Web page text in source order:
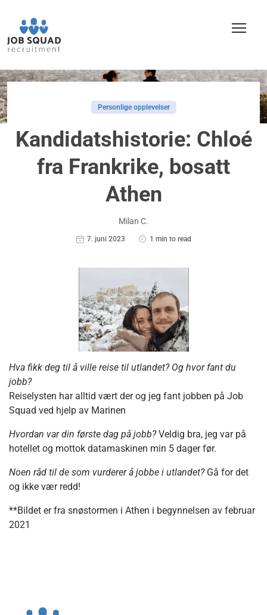
Personlige opplevelser
Kandidatshistorie: Chloé
fra Frankrike, bosatt
Athen
Milan C.
7. juni 2023 1 min to read
Hva fikk deg til å ville reise til utlandet? Og hvor fant du
jobb?
Reiselysten har alltid vært der og jeg fant jobben på Job
Squad ved hjelp av Marinen
Hvordan var din første dag på jobb?Veldig bra, jeg var på
hotellet og mottok datamaskinen min 5 dager før.
Noen råd til de som vurderer å jobbe i utlandet? Gå for det
og ikke vær redd!
**Bildet er fra snøstormen i Athen i begynnelsen av februar
2021